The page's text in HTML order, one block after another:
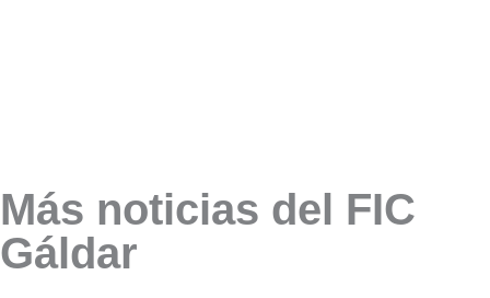
Más noticias del FIC
Gáldar